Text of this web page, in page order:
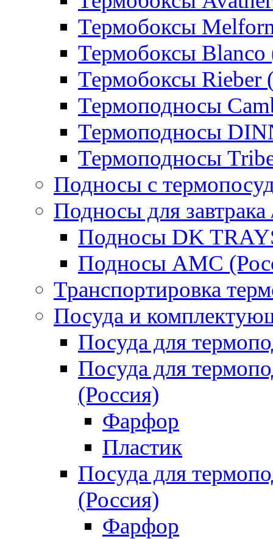
Термобоксы
Термобоксы Blanco
Термобоксы Rieber
Термоподносы
Термоподносы
Термоподносы
Подносы с
Подносы для завтрака
Подносы DK
Подносы AMC
Транспортировка
Посуда и
Посуда для
Посуда для
(Россия)
Фарфор
Пластик
Посуда для
(Россия)
Фарфор